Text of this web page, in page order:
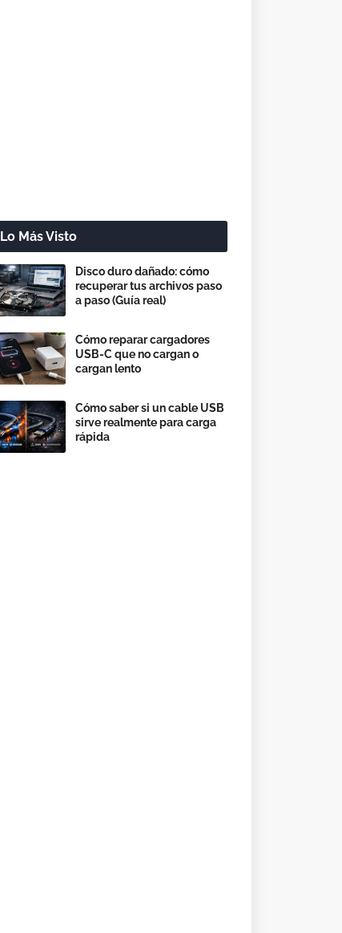
Lo Más Visto
Disco duro dañado: cómo
recuperar tus archivos paso
a paso (Guía real)
Cómo reparar cargadores
USB-C que no cargan o
cargan lento
Cómo saber si un cable USB
sirve realmente para carga
rápida